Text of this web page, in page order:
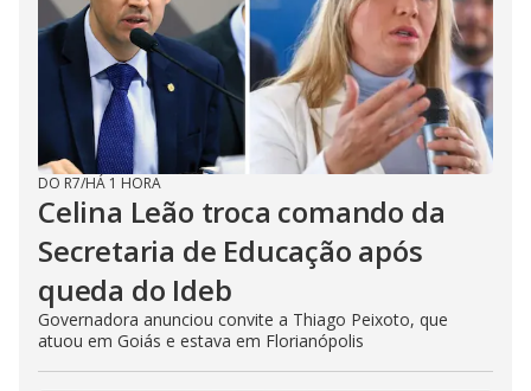
DO R7/HÁ 1 HORA
Celina Leão troca comando da
Secretaria de Educação após
queda do Ideb
Governadora anunciou convite a Thiago Peixoto, que
atuou em Goiás e estava em Florianópolis